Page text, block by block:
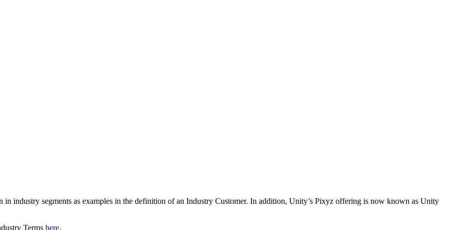
in industry segments as examples in the definition of an Industry Customer. In addition, Unity’s Pixyz offering is now known as Unity
Terms here.